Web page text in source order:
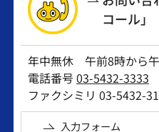
コール」
年中無休 午前8時から
電話番号03-5432-3333
ファクシミリ 03-5432-
入力フォーム